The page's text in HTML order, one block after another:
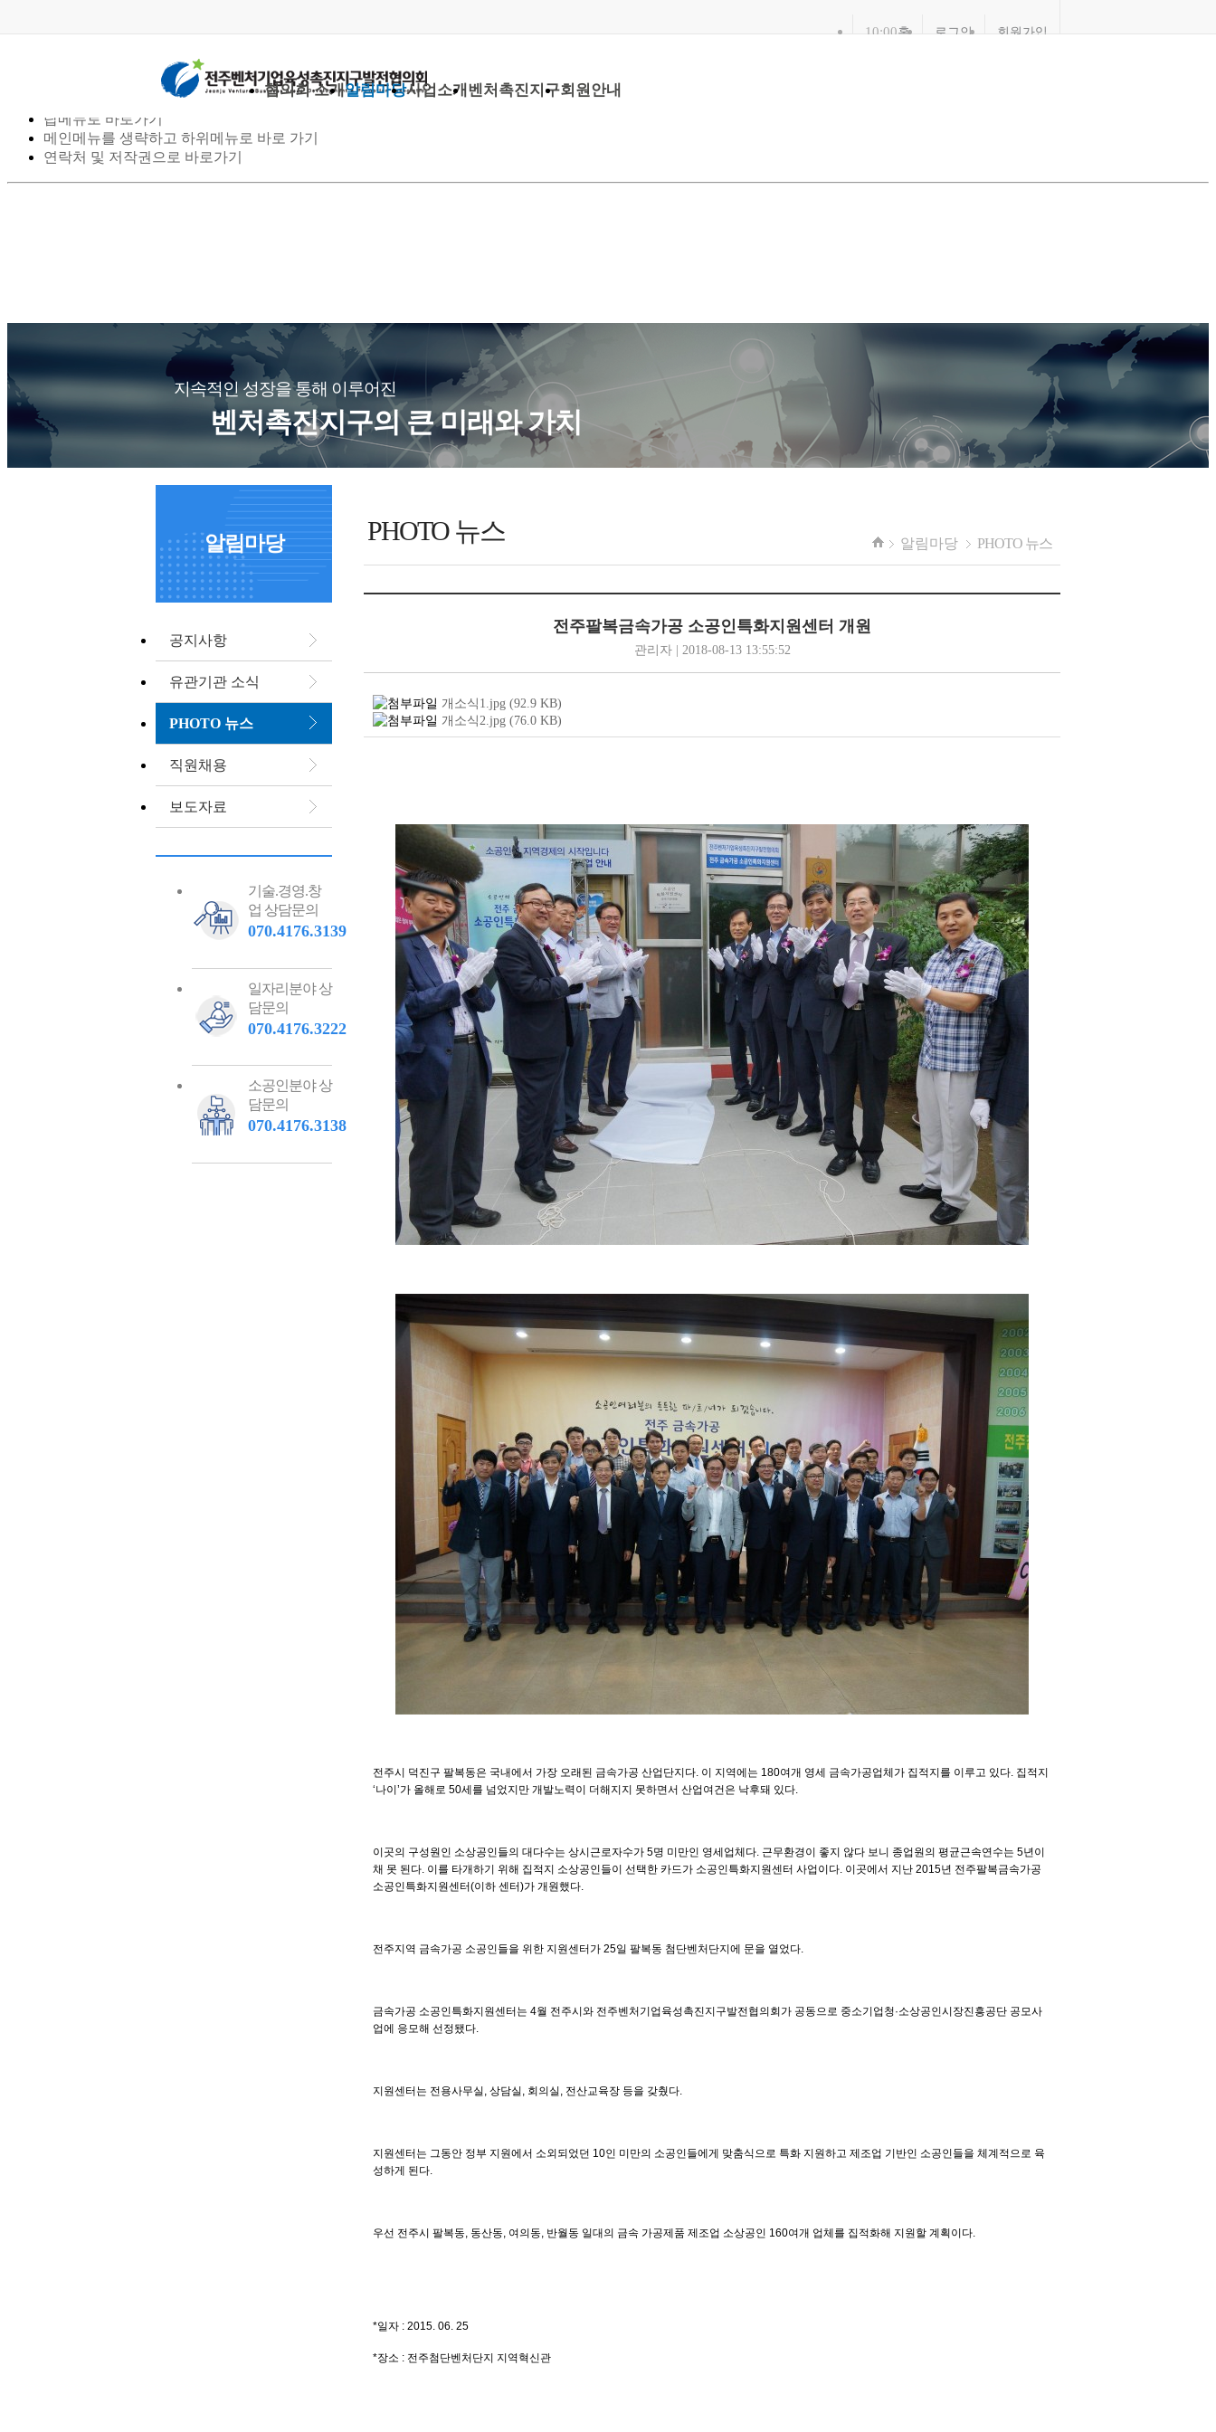
탑메뉴로 바로가기
메인메뉴를 생략하고 하위메뉴로 바로 가기
연락처 및 저작권으로 바로가기
10:00홈 로그인 회원가입
협의회 소개알림마당사업소개 벤처촉진지구회원안내
지속적인 성장을 통해 이루어진
벤처촉진지구의 큰 미래와 가치
알림마당
공지사항
유관기관 소식
PHOTO 뉴스
직원채용
보도자료
기술.경영.창
업 상담문의
070.4176.3139
일자리분야 상
담문의
070.4176.3222
소공인분야 상
담문의
070.4176.3138
알림마당 PHOTO 뉴스
PHOTO 뉴스
전주팔복금속가공 소공인특화지원센터 개원
관리자 | 2018-08-13 13:55:52
개소식1.jpg (92.9 KB)
개소식2.jpg (76.0 KB)
전주시 덕진구 팔복동은 국내에서 가장 오래된 금속가공 산업단지다. 이 지역에는 180여개 영세 금속가공업체가 집적지를 이루고 있다. 집적지
‘나이’가 올해로 50세를 넘었지만 개발노력이 더해지지 못하면서 산업여건은 낙후돼 있다.
이곳의 구성원인 소상공인들의 대다수는 상시근로자수가 5명 미만인 영세업체다. 근무환경이 좋지 않다 보니 종업원의 평균근속연수는 5년이
채 못 된다. 이를 타개하기 위해 집적지 소상공인들이 선택한 카드가 소공인특화지원센터 사업이다. 이곳에서 지난 2015년 전주팔복금속가공
소공인특화지원센터(이하 센터)가 개원했다.
전주지역 금속가공 소공인들을 위한 지원센터가 25일 팔복동 첨단벤처단지에 문을 열었다.
금속가공 소공인특화지원센터는 4월 전주시와 전주벤처기업육성촉진지구발전협의회가 공동으로 중소기업청·소상공인시장진흥공단 공모사
업에 응모해 선정됐다.
지원센터는 전용사무실, 상담실, 회의실, 전산교육장 등을 갖췄다.
지원센터는 그동안 정부 지원에서 소외되었던 10인 미만의 소공인들에게 맞춤식으로 특화 지원하고 제조업 기반인 소공인들을 체계적으로 육
성하게 된다.
우선 전주시 팔복동, 동산동, 여의동, 반월동 일대의 금속 가공제품 제조업 소상공인 160여개 업체를 집적화해 지원할 계획이다.
*일자 : 2015. 06. 25
*장소 : 전주첨단벤처단지 지역혁신관